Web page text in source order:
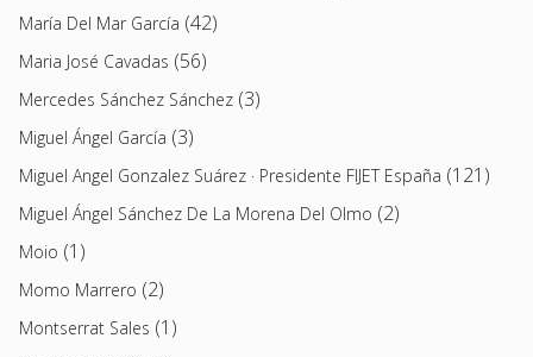
María Del Mar García (42)
Maria José Cavadas (56)
Mercedes Sánchez Sánchez (3)
Miguel Ángel García (3)
Miguel Angel Gonzalez Suárez · Presidente FIJET España (121)
Miguel Ángel Sánchez De La Morena Del Olmo (2)
Moio (1)
Momo Marrero (2)
Montserrat Sales (1)